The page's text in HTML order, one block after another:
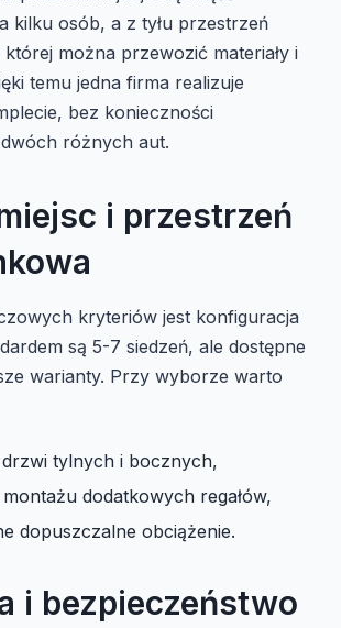
kilku osób, a z tyłu przestrzeń
której można przewozić materiały i
temu jedna firma realizuje
bez konieczności
różnych aut.
i przestrzeń
kryteriów jest konfiguracja
są 5-7 siedzeń, ale dostępne
warianty. Przy wyborze warto
tylnych i bocznych,
dodatkowych regałów,
dopuszczalne obciążenie.
i bezpieczeństwo